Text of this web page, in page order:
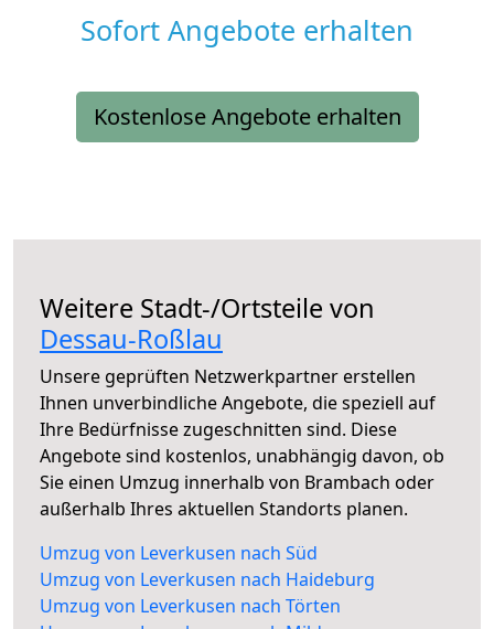
Sofort Angebote erhalten
Kostenlose Angebote erhalten
Weitere Stadt-/Ortsteile von
Dessau-Roßlau
Unsere geprüften Netzwerkpartner erstellen
Ihnen unverbindliche Angebote, die speziell auf
Ihre Bedürfnisse zugeschnitten sind. Diese
Angebote sind kostenlos, unabhängig davon, ob
Sie einen Umzug innerhalb von Brambach oder
außerhalb Ihres aktuellen Standorts planen.
Umzug von Leverkusen nach Süd
Umzug von Leverkusen nach Haideburg
Umzug von Leverkusen nach Törten